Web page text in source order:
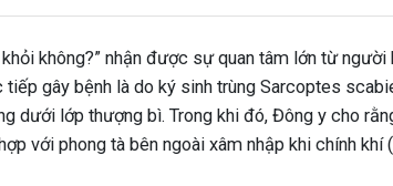
không?” nhận được sự quan tâm lớn từ
tiếp gây bệnh là do ký sinh trùng Sarcoptes
dưới lớp thượng bì. Trong khi đó, Đông y cho
với phong tà bên ngoài xâm nhập khi chính